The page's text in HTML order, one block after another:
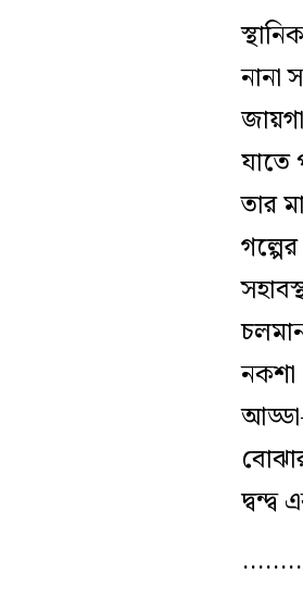
নানা
জায়গা
যাতে
তার
নকশা
দ্বন্দ্ব